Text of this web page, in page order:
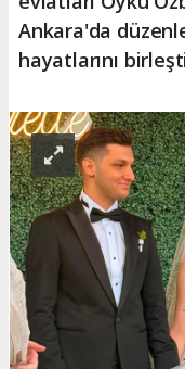
Ankara'da
hayatlarını